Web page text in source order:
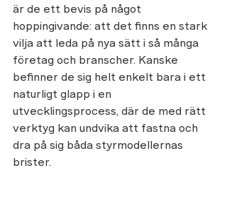
är de ett bevis på något
hoppingivande: att det finns en stark
vilja att leda på nya sätt i så många
företag och branscher. Kanske
befinner de sig helt enkelt bara i ett
naturligt glapp i en
utvecklingsprocess, där de med rätt
verktyg kan undvika att fastna och
dra på sig båda styrmodellernas
brister.